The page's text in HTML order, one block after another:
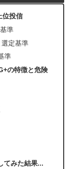
位投信
準
定基準
準
の特徴と危険
てみた結果...